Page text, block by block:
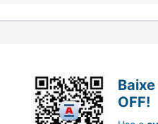
OFF!